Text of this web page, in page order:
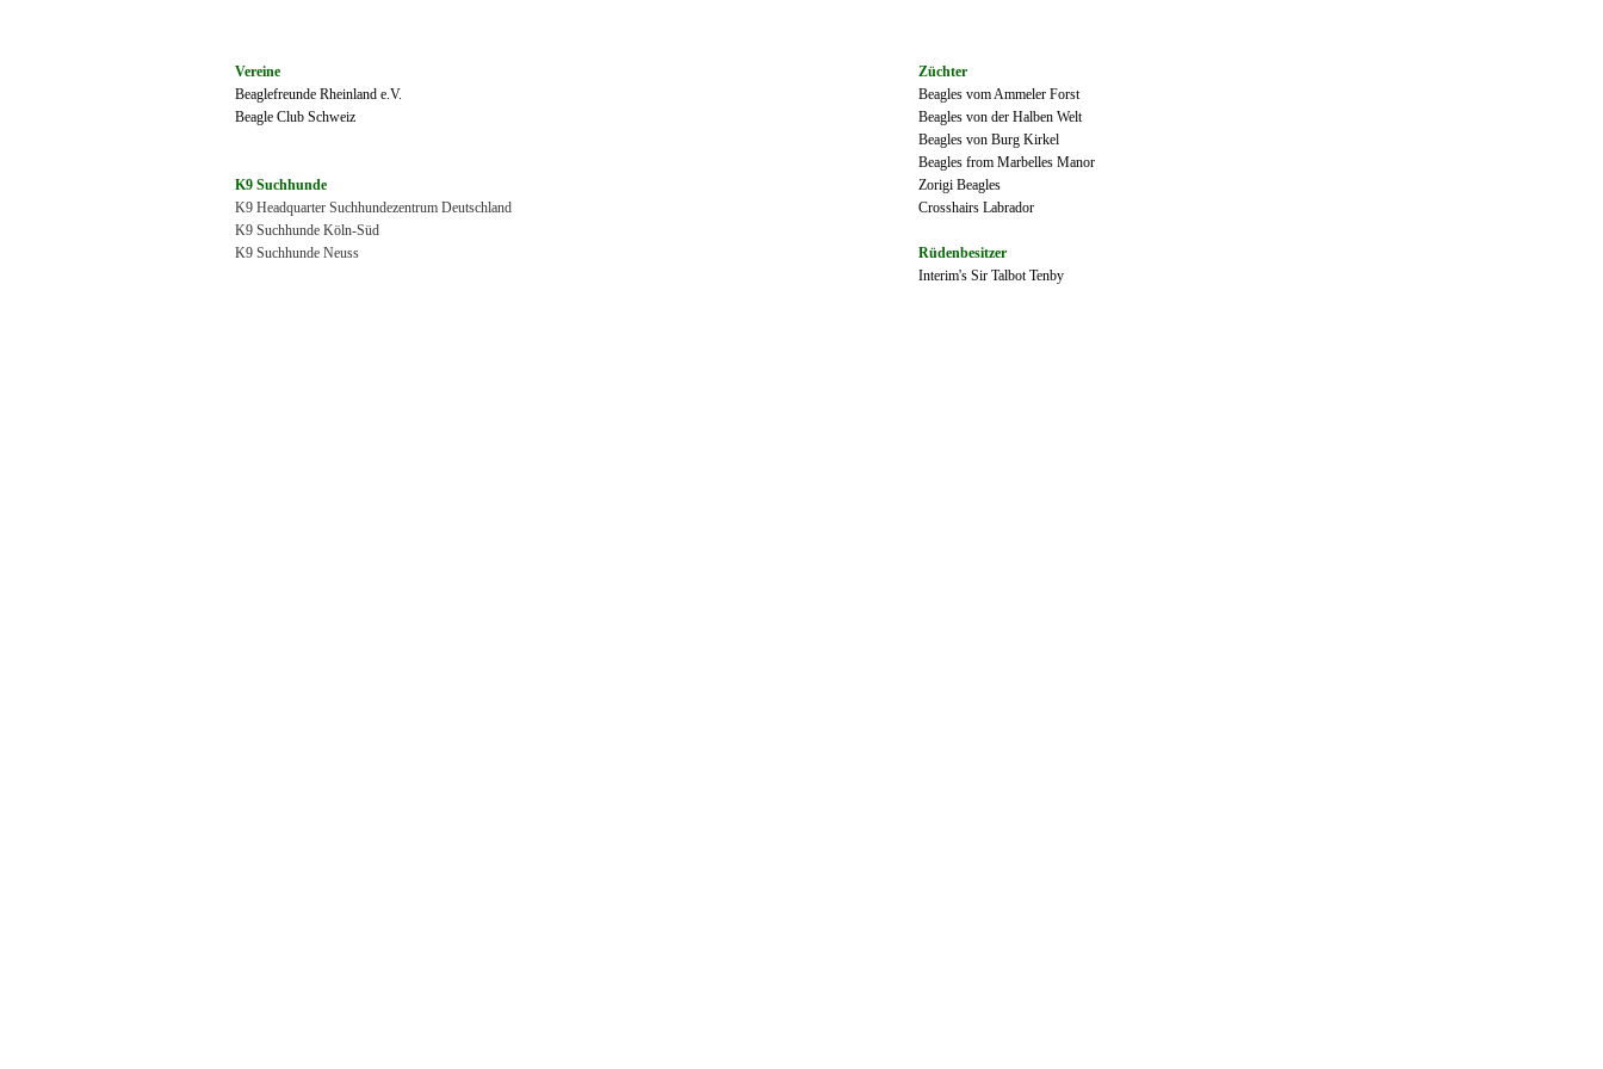
Vereine
Züchter
Beaglefreunde Rheinland e.V.
Beagles vom Ammeler Forst
Beagle Club Schweiz
Beagles von der Halben Welt
Beagles von Burg Kirkel
Beagles from Marbelles Manor
K9 Suchhunde
Zorigi Beagles
K9 Headquarter Suchhundezentrum Deutschland
Crosshairs Labrador
K9 Suchhunde Köln-Süd
K9 Suchhunde Neuss
Rüdenbesitzer
Interim's Sir Talbot Tenby